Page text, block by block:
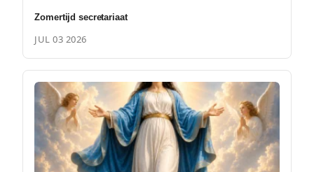
Zomertijd secretariaat
JUL 03 2026